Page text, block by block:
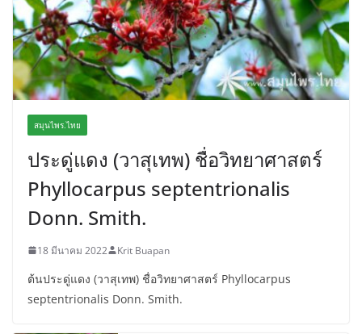
สมุนไพร.ไทย
ประดู่แดง (วาสุเทพ) ชื่อวิทยาศาสตร์
Phyllocarpus septentrionalis
Donn. Smith.
18 มีนาคม 2022 Krit Buapan
ต้นประดู่แดง (วาสุเทพ) ชื่อวิทยาศาสตร์ Phyllocarpus
septentrionalis Donn. Smith.